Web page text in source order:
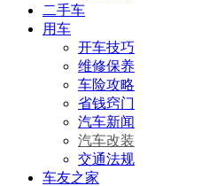
二手车
用车
开车技巧
维修保养
车险攻略
省钱窍门
汽车新闻
汽车改装
交通法规
车友之家